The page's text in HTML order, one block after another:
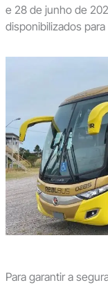
e 28 de junho de
disponibilizados para
Para garantir a